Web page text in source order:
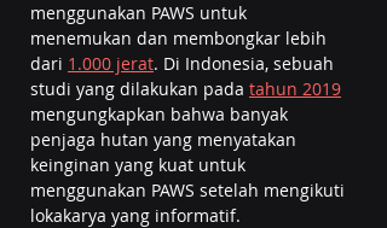
menggunakan PAWS untuk
menemukan dan membongkar lebih
dari 1.000 jerat. Di Indonesia, sebuah
studi yang dilakukan pada tahun 2019
mengungkapkan bahwa banyak
penjaga hutan yang menyatakan
keinginan yang kuat untuk
menggunakan PAWS setelah mengikuti
lokakarya yang informatif.